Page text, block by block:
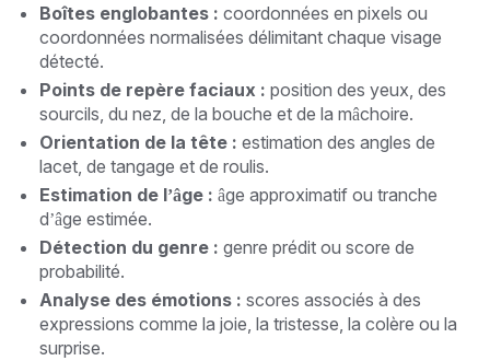
Boîtes englobantes : coordonnées en pixels ou
coordonnées normalisées délimitant chaque visage
détecté.
Points de repère faciaux : position des yeux, des
sourcils, du nez, de la bouche et de la mâchoire.
Orientation de la tête : estimation des angles de
lacet, de tangage et de roulis.
Estimation de l’âge : âge approximatif ou tranche
d’âge estimée.
Détection du genre : genre prédit ou score de
probabilité.
Analyse des émotions : scores associés à des
expressions comme la joie, la tristesse, la colère ou la
surprise.